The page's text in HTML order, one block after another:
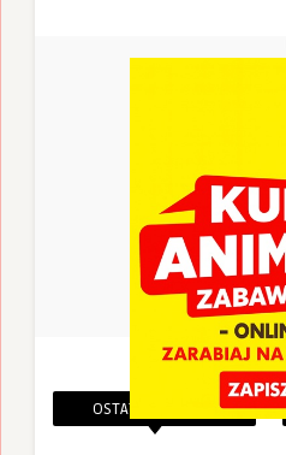
OSTATNIE PINEZKI